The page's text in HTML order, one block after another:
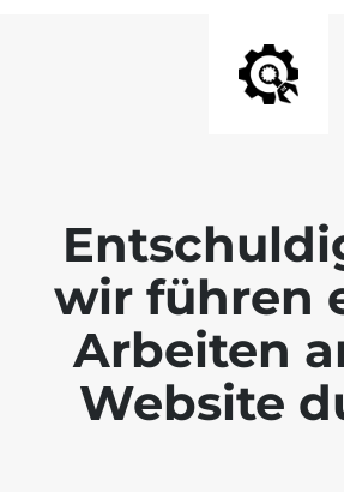
wir führen
Arbeiten
Website